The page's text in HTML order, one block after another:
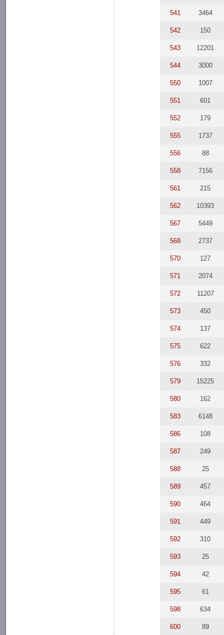
541 3464
542 150
543 12201
544 3000
550 1007
551 601
552 179
555 1737
556 88
558 7156
561 215
562 10393
567 5449
568 2737
570 127
571 2074
572 11207
573 450
574 137
575 622
576 332
579 15225
580 162
583 6148
586 108
587 249
588 25
589 457
590 464
591 449
592 310
593 25
594 42
595 61
598 634
600 89